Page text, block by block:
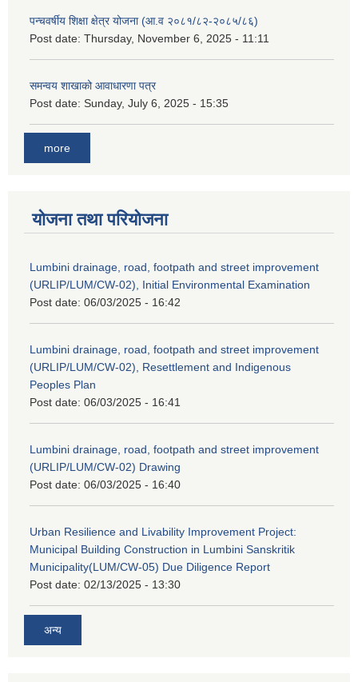
पन्चवर्षीय शिक्षा क्षेत्र योजना (आ.व २०८१/८२-२०८५/८६)
Post date: Thursday, November 6, 2025 - 11:11
समन्वय शाखाको आवाधारणा पत्र
Post date: Sunday, July 6, 2025 - 15:35
more
योजना तथा परियोजना
Lumbini drainage, road, footpath and street improvement
(URLIP/LUM/CW-02), Initial Environmental Examination
Post date: 06/03/2025 - 16:42
Lumbini drainage, road, footpath and street improvement
(URLIP/LUM/CW-02), Resettlement and Indigenous
Peoples Plan
Post date: 06/03/2025 - 16:41
Lumbini drainage, road, footpath and street improvement
(URLIP/LUM/CW-02) Drawing
Post date: 06/03/2025 - 16:40
Urban Resilience and Livability Improvement Project:
Municipal Building Construction in Lumbini Sanskritik
Municipality(LUM/CW-05) Due Diligence Report
Post date: 02/13/2025 - 13:30
अन्य